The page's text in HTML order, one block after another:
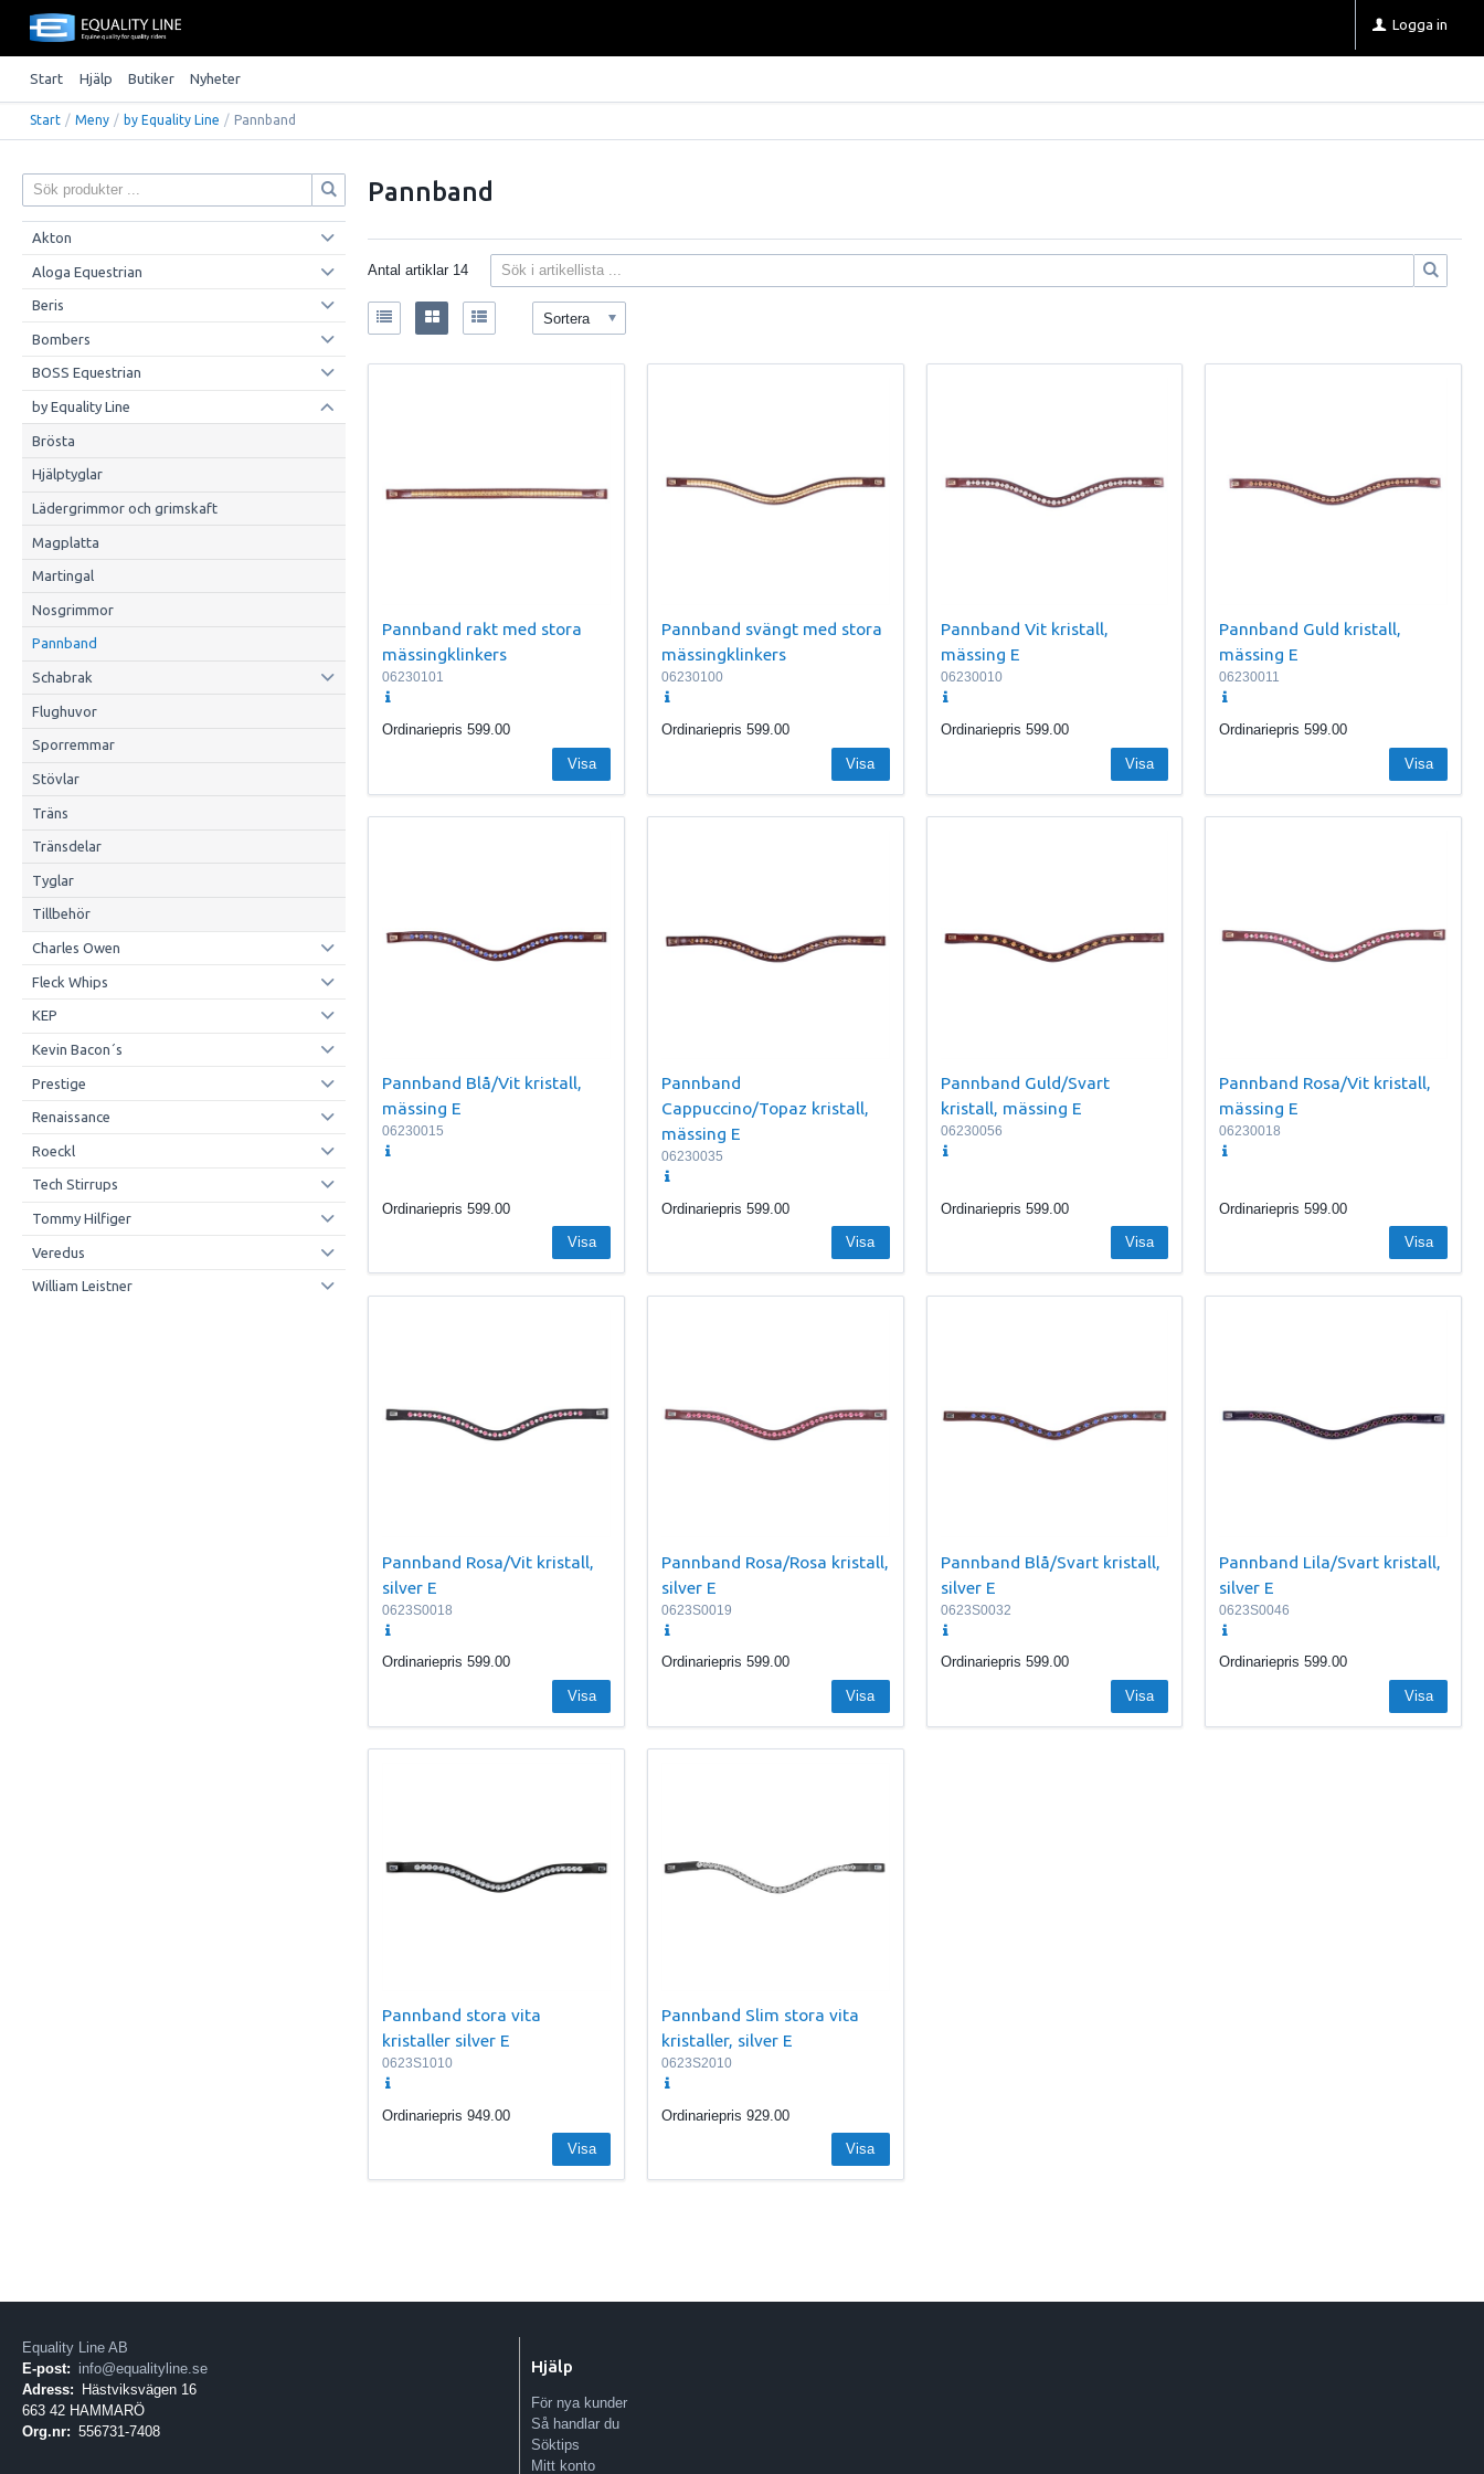
Logga in
Start Hjälp Butiker Nyheter
Start / Meny / by Equality Line / Pannband
Akton
Aloga Equestrian
Beris
Bombers
BOSS Equestrian
by Equality Line
Brösta
Hjälptyglar
Lädergrimmor och grimskaft
Magplatta
Martingal
Nosgrimmor
Pannband
Schabrak
Flughuvor
Sporremmar
Stövlar
Träns
Tränsdelar
Tyglar
Tillbehör
Charles Owen
Fleck Whips
KEP
Kevin Bacon´s
Prestige
Renaissance
Roeckl
Tech Stirrups
Tommy Hilfiger
Veredus
William Leistner
Pannband
Antal artiklar 14
Sortera
Pannband rakt med stora
mässingklinkers
06230101
Ordinariepris599.00
Visa
Pannband svängt med stora
mässingklinkers
06230100
Ordinariepris 599.00
Visa
Pannband Vit kristall,
mässing E
06230010
Ordinariepris 599.00
Visa
Pannband Guld kristall,
mässing E
06230011
Ordinariepris599.00
Visa
Pannband Blå/Vit kristall,
mässing E
06230015
Ordinariepris599.00
Visa
Pannband
Cappuccino/Topaz kristall,
mässing E
06230035
Ordinariepris 599.00
Visa
Pannband Guld/Svart
kristall, mässing E
06230056
Ordinariepris 599.00
Visa
Pannband Rosa/Vit kristall,
mässing E
06230018
Ordinariepris599.00
Visa
Pannband Rosa/Vit kristall,
silver E
0623S0018
Ordinariepris599.00
Visa
Pannband Rosa/Rosa kristall,
silver E
0623S0019
Ordinariepris 599.00
Visa
Pannband Blå/Svart kristall,
silver E
0623S0032
Ordinariepris 599.00
Visa
Pannband Lila/Svart kristall,
silver E
0623S0046
Ordinariepris599.00
Visa
Pannband stora vita
kristaller silver E
0623S1010
Ordinariepris949.00
Visa
Pannband Slim stora vita
kristaller, silver E
0623S2010
Ordinariepris 929.00
Visa
Equality Line AB
E-post: info@equalityline.se
Adress:
Hästviksvägen 16
663 42 HAMMARÖ
Org.nr: 556731-7408
Hjälp
För nya kunder
Så handlar du
Söktips
Mitt konto